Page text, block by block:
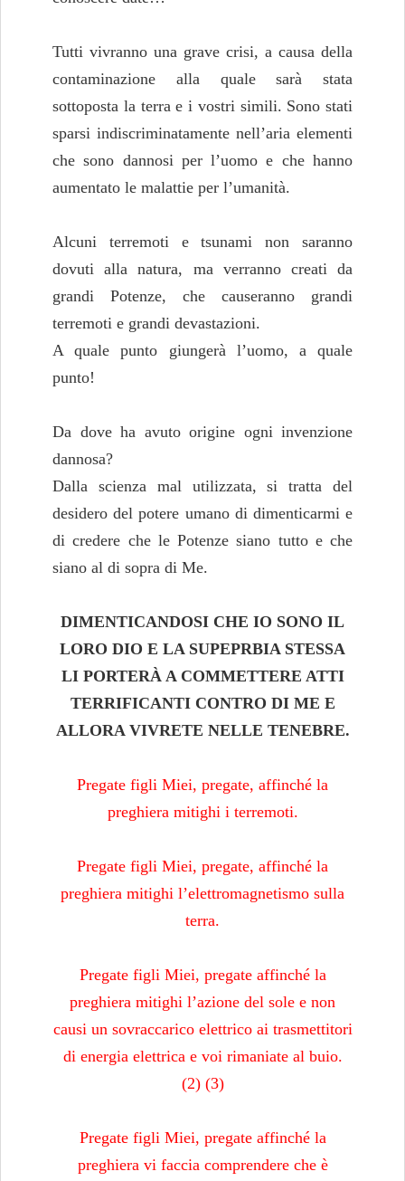
Tutti vivranno una grave crisi, a causa della
contaminazione alla quale sarà stata
sottoposta la terra e i vostri simili. Sono stati
sparsi indiscriminatamente nell’aria elementi
che sono dannosi per l’uomo e che hanno
aumentato le malattie per l’umanità.
Alcuni terremoti e tsunami non saranno
dovuti alla natura, ma verranno creati da
grandi Potenze, che causeranno grandi
terremoti e grandi devastazioni.
A quale punto giungerà l’uomo, a quale
punto!
Da dove ha avuto origine ogni invenzione
dannosa?
Dalla scienza mal utilizzata, si tratta del
desidero del potere umano di dimenticarmi e
di credere che le Potenze siano tutto e che
siano al di sopra di Me.
DIMENTICANDOSI CHE IO SONO IL
LORO DIO E LA SUPEPRBIA STESSA
LI PORTERÀ A COMMETTERE ATTI
TERRIFICANTI CONTRO DI ME E
ALLORA VIVRETE NELLE TENEBRE.
Pregate figli Miei, pregate, affinché la
preghiera mitighi i terremoti.
Pregate figli Miei, pregate, affinché la
preghiera mitighi l’elettromagnetismo sulla
terra.
Pregate figli Miei, pregate affinché la
preghiera mitighi l’azione del sole e non
causi un sovraccarico elettrico ai trasmettitori
di energia elettrica e voi rimaniate al buio.
(2) (3)
Pregate figli Miei, pregate affinché la
preghiera vi faccia comprendere che è